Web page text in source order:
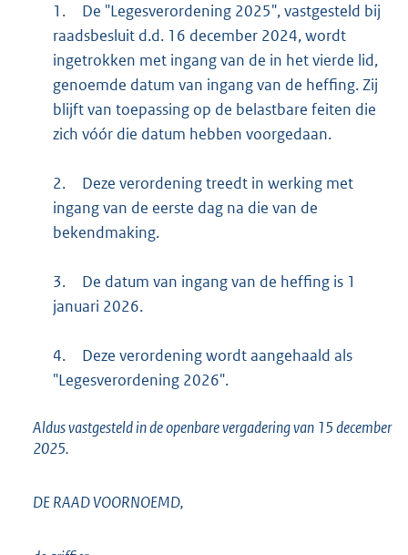
1.
De "Legesverordening 2025", vastgesteld bij
raadsbesluit d.d. 16 december 2024, wordt
ingetrokken met ingang van de in het vierde lid,
genoemde datum van ingang van de heffing. Zij
blijft van toepassing op de belastbare feiten die
zich vóór die datum hebben voorgedaan.
2.
Deze verordening treedt in werking met
ingang van de eerste dag na die van de
bekendmaking.
3.
De datum van ingang van de heffing is 1
januari 2026.
4.
Deze verordening wordt aangehaald als
"Legesverordening 2026".
Aldus vastgesteld in de openbare vergadering van 15 december
2025.
DE RAAD VOORNOEMD,